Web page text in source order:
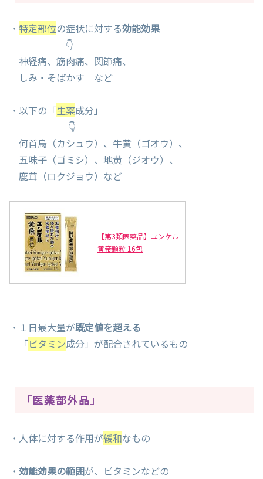
・ 特定部位の症状に対する効能効果
👇
神経痛、筋肉痛、関節痛、
しみ・そばかす など
・以下の「生薬成分」
👇
何首烏（カシュウ）、牛黄（ゴオウ）、
五味子（ゴミシ）、地黄（ジオウ）、
鹿茸（ロクジョウ）など
【第3類医薬品】ユンケル
黄帝顆粒 16包
・１日最大量が既定値を超える
「ビタミン成分」が配合されているもの
「医薬部外品」
・人体に対する作用が緩和なもの
・ 効能効果の範囲が、ビタミンなどの